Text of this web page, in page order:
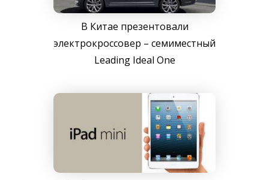
В Китае презентовали
электрокроссовер – семиместный
Leading Ideal One